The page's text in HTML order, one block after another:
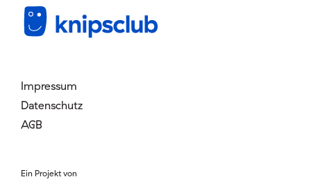
Login
Impressum
Datenschutz
AGB
Ein Projekt von